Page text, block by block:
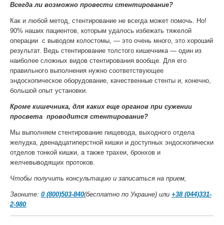
Всегда ли возможно провести стентирование?
Как и любой метод, стентирование не всегда может помочь. Но!
90% наших пациентов, которым удалось избежать тяжелой
операции с выводом колостомы, — это очень много, это хороший
результат. Ведь стентирование толстого кишечника — один из
наиболее сложных видов стентирования вообще. Для его
правильного выполнения нужно соответствующее
эндоскопическое оборудование, качественные стенты и, конечно,
большой опыт установки.
Кроме кишечника, для каких еще органов при сужении
просвета проводится стентирование?
Мы выполняем стентирование пищевода, выходного отдела
желудка, двенадцатиперстной кишки и доступных эндоскопически
отделов тонкой кишки, а также трахеи, бронхов и
желчевыводящих протоков.
Чтобы получить консультацию и записаться на прием,
Звоните: 0 (800)503-840(бесплатно по Украине) или +38 (044)331-
2-980.